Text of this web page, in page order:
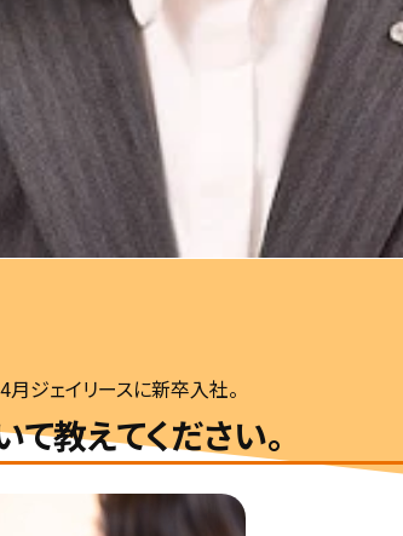
ジェイリースに新卒入社。
教えてください。